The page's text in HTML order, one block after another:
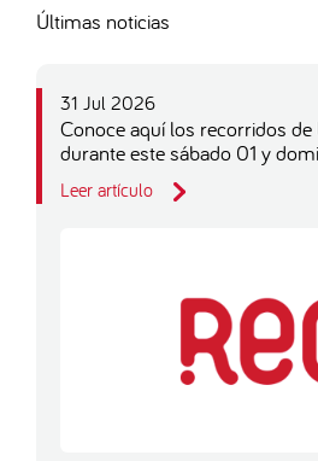
Últimas noticias
31 Jul 2026
Conoce aquí los recorridos
durante este sábado 01 y
Leer artículo